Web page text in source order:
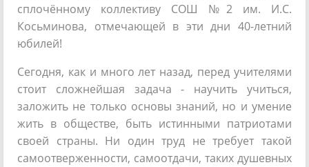
сплочённому коллективу СОШ №2 им. И.С.
Косьминова, отмечающей в эти дни 40-летний
юбилей!
Сегодня, как и много лет назад, перед учителями
стоит сложнейшая задача - научить учиться,
заложить не только основы знаний, но и умение
жить в обществе, быть истинными патриотами
своей страны. Ни один труд не требует такой
самоотверженности, самоотдачи, таких душевных